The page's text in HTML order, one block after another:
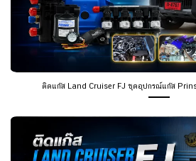
ติดแก๊ส Land Cruiser FJ ชุดอุปกรณ์แก๊ส